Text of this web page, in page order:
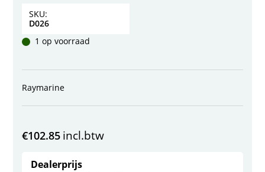
SKU:
D026
1 op voorraad
Raymarine
€102.85 incl.btw
Dealerprijs